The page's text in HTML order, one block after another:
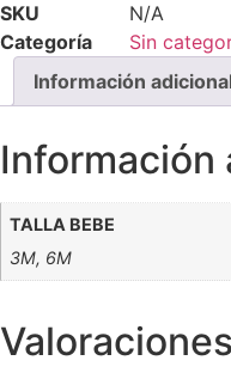
SKU
N/A
Categoría
Sin
Información
Información
TALLA BEBE
3M, 6M
Valoraciones